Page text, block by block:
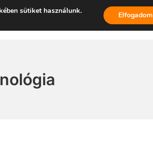
sütiket használunk.
Elfogadom